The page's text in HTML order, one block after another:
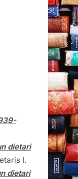
dietari
I.
dietari